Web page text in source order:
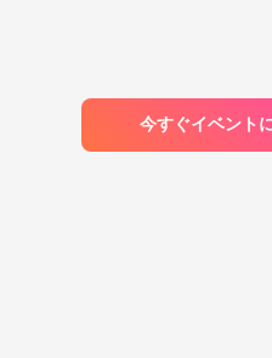
今すぐイベント